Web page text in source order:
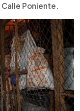
Poniente.